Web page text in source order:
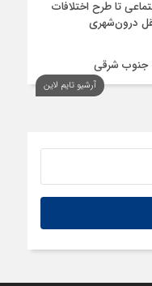
تا طرح اختلافات
درون‌شهری
جنوب شرقی
آرشیو تایم لاین